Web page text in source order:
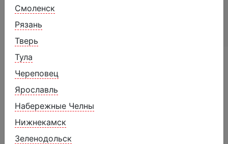
Смоленск
Рязань
Тверь
Тула
Череповец
Ярославль
Набережные Челны
Нижнекамск
Зеленодольск
Энергетическая ценность (100 г): 420,1
ккал/1759 кДж